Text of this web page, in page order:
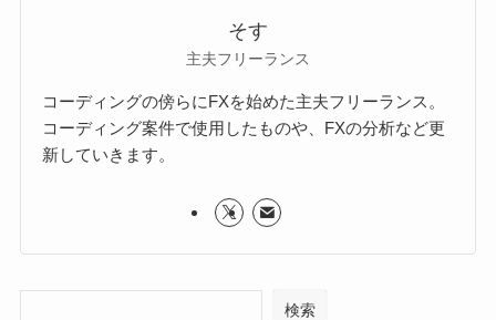
そす
主夫フリーランス
コーディングの傍らにFXを始めた主夫フリーランス。
コーディング案件で使用したものや、FXの分析など更
新していきます。
検索